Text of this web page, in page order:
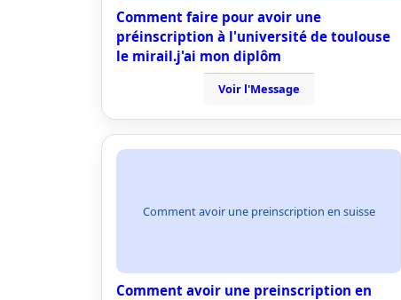
Comment faire pour avoir une
préinscription à l'université de toulouse
le mirail.j'ai mon diplôm
Voir l'Message
Comment avoir une preinscription en suisse
Comment avoir une preinscription en